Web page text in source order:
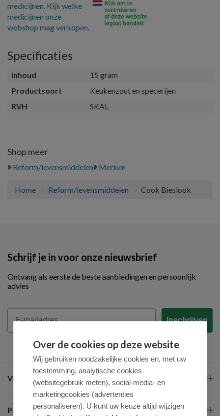
medicijnen. Kijk welke
medicijnen onze
webshop mag verkopen.
Specificaties
inhoud
15 gram
Productsoort
Keukenzout en specerijen
RVH
SKAL
Shop meer
Reform/levensmiddelen Merken
Home Reform/levensmiddelen Cook Bieslook
Schrijf je in voor onze nieuwsbrief
Ontvang als eerste de beste aanbiedingen en persoonlijk
advies
Email
Inschrijven
Veel gestelde vragen
Populaire merken
Over de cookies op deze website
Wij gebruiken noodzakelijke cookies en, met uw
toestemming, analytische cookies
(websitegebruik meten), social-media- en
marketingcookies (advertenties
personaliseren). U kunt uw keuze altijd wijzigen